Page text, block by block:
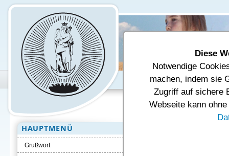
Diese
Notwendige
machen, indem sie
Zugriff auf sichere
Webseite kann
Unsere Gemeinde
Aktuelle Seite:
HAUPTMENÜ
Grußwort